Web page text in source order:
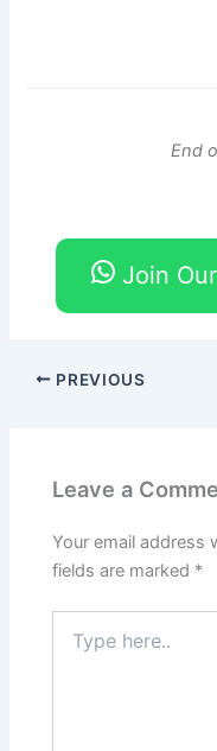
End
Join
PREVIOUS
Leave a
Your email address
fields are marked *
here..